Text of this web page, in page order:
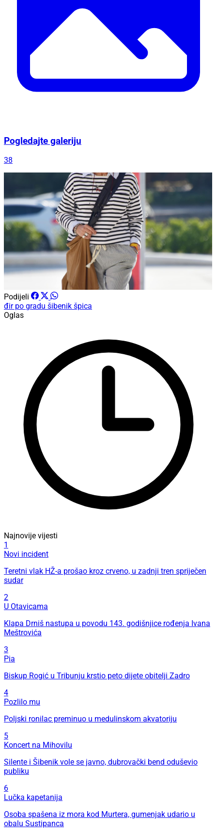
Pogledajte galeriju
38
Podijeli
đir po gradu šibenik špica
Oglas
Najnovije vijesti
1
Novi incident
Teretni vlak HŽ-a prošao kroz crveno, u zadnji tren spriječen
sudar
2
U Otavicama
Klapa Drniš nastupa u povodu 143. godišnjice rođenja Ivana
Meštrovića
3
Pia
Biskup Rogić u Tribunju krstio peto dijete obitelji Zadro
4
Pozlilo mu
Poljski ronilac preminuo u medulinskom akvatoriju
5
Koncert na Mihovilu
Silente i Šibenik vole se javno, dubrovački bend oduševio
publiku
6
Lučka kapetanija
Osoba spašena iz mora kod Murtera, gumenjak udario u
obalu Sustipanca